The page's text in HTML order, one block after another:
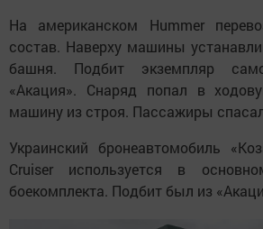
На американском Hummer
состав. Наверху машины
башня. Подбит экземпляр
«Акация». Снаряд попал в
машину из строя. Пассажиры
Украинский бронеавтомобиль
Cruiser используется в
боекомплекта. Подбит был из